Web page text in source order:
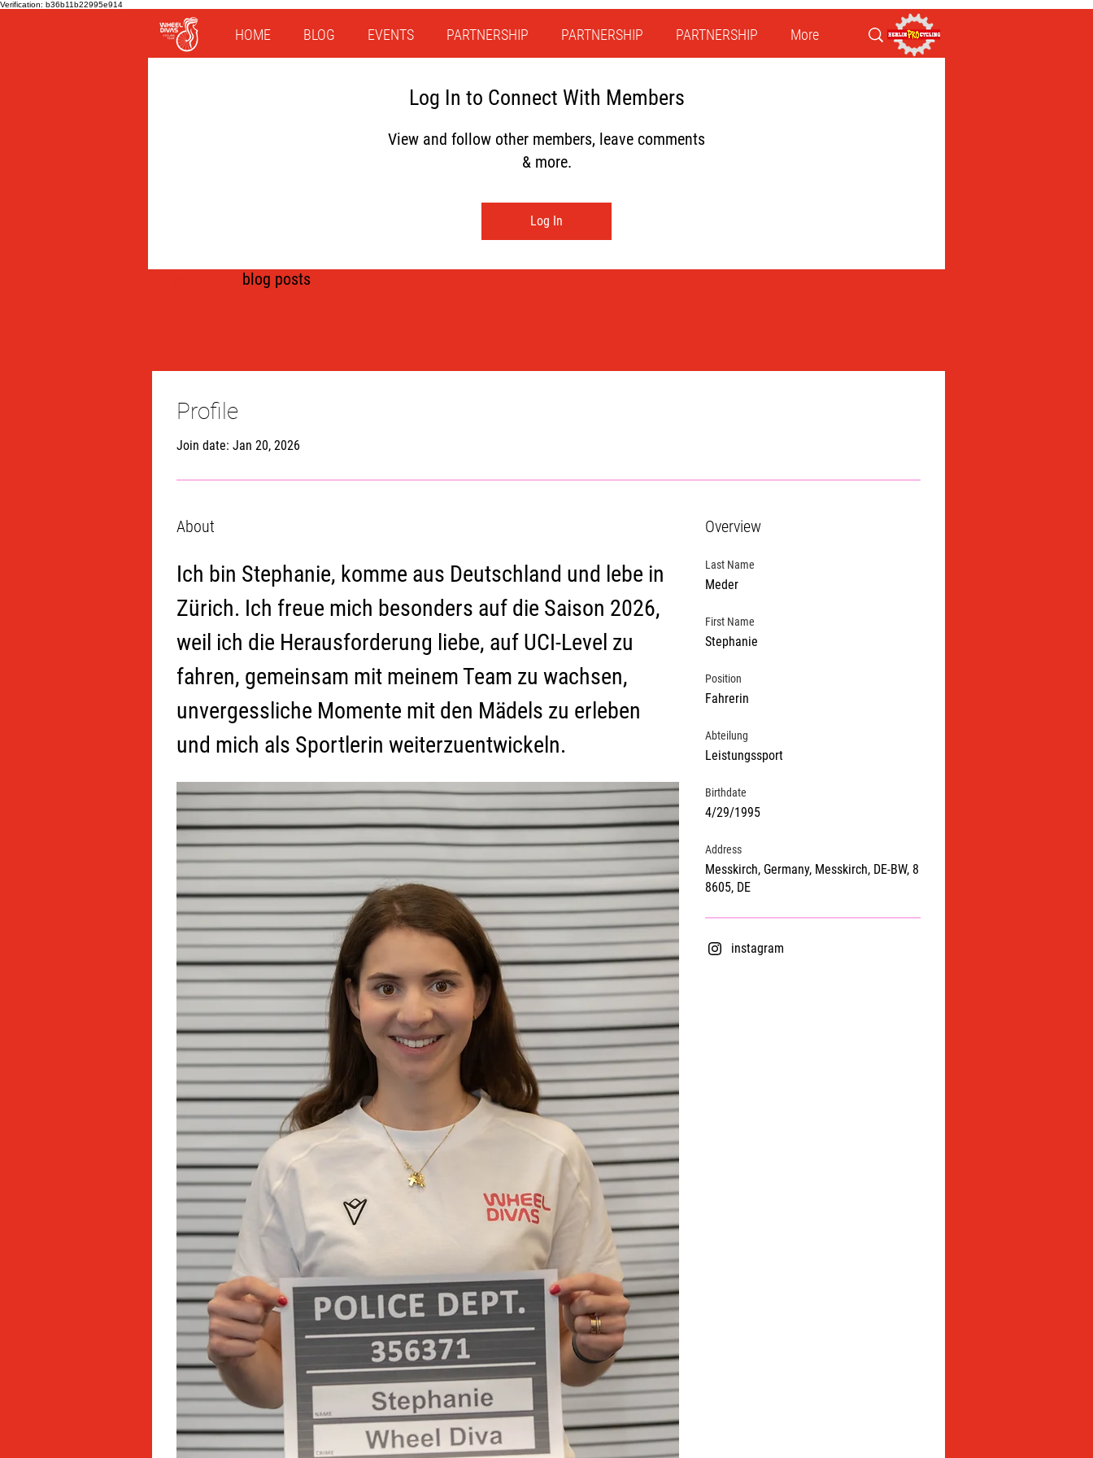
Verification: b36b11b22995e914
HOME BLOG EVENTS PARTNERSHIP PARTNERSHIP PARTNERSHIP More
Profile
Join date: Jan 20, 2026
About
Ich bin Stephanie, komme aus Deutschland und lebe in
Zürich. Ich freue mich besonders auf die Saison 2026,
weil ich die Herausforderung liebe, auf UCI-Level zu
fahren, gemeinsam mit meinem Team zu wachsen,
unvergessliche Momente mit den Mädels zu erleben
und mich als Sportlerin weiterzuentwickeln.
Overview
Last Name
Meder
First Name
Stephanie
Position
Fahrerin
Abteilung
Leistungssport
Birthdate
4/29/1995
Address
Messkirch, Germany, Messkirch, DE-BW, 8
8605, DE
instagram
blog posts
Log In to Connect With Members
View and follow other members, leave comments
& more.
Log In